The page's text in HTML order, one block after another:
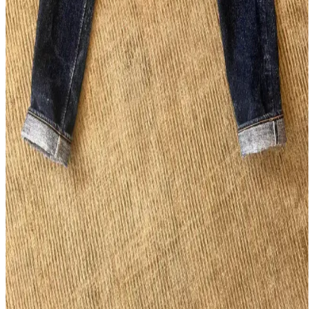
Wingman Denim 23oz Keten Denim: Güneydoğu
Asya'nın Ham Denim Trendleri ve Dayanıklılığı
Wingman Denim'in 23oz keten denim kotları, dayanıklılığı ve doğal
solma süreciyle ham denim tutkunlarının ilgisini çekiyor. Beden
seçenekleri ve tasarım eleştirileri markanın uluslararası pazardaki
konumunu etkiliyor.
Flat Head FN-D111 14.5oz Wide Straight LHT Kot
Pantolon Özellikleri ve Kullanıcı Yorumları
Flat Head FN-D111 14.5oz Wide Straight LHT, geniş kesimi, özgün
renk detayları ve dayanıklı kumaşıyla günlük kullanım için ideal bir
kot pantolon olarak öne çıkıyor. Beden uyumu ve solma özellikleri
kullanıcı deneyimlerine göre değişiyor.
Pure Blue Japan SR-013 Raw Denim Pantolonların
5 Yıllık Kullanım ve Solma İncelemesi
Pure Blue Japan SR-013 model raw denim pantolon, 5 yıl boyunca
düzenli kullanımla kalın slubby kumaşı ve yoğun indigo boyası
sayesinde benzersiz solma desenleri ve dayanıklılık sunar.